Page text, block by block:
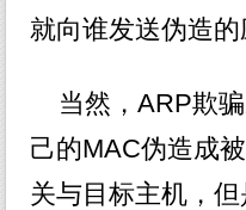
就向谁发送伪造的
当然，ARP欺骗
己的MAC伪造成
关与目标主机，